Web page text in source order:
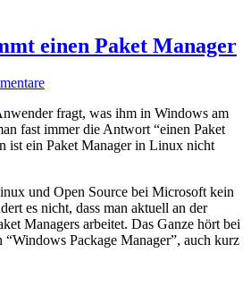
einen Paket Manager
fragt, was ihm in Windows am
fast immer die Antwort “einen Paket
ist ein Paket Manager in Linux nicht
und Open Source bei Microsoft kein
es nicht, dass man aktuell an der
Managers arbeitet. Das Ganze hört bei
Package Manager”, auch kurz